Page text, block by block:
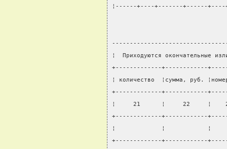
¦------+----+-------+------
¦  Приходуются окончательные
+-------------+------------
¦ количество  ¦сумма, руб.
+-------------+------------
¦     21      ¦     22     ¦
+-------------+------------
¦             ¦            ¦
+-------------+------------